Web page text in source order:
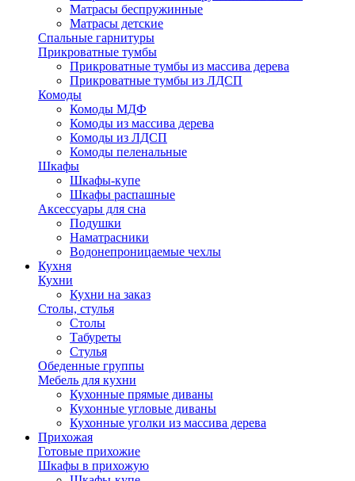
Матрасы беспружинные
Матрасы детские
Спальные гарнитуры
Прикроватные тумбы
Прикроватные тумбы из массива дерева
Прикроватные тумбы из ЛДСП
Комоды
Комоды МДФ
Комоды из массива дерева
Комоды из ЛДСП
Комоды пеленальные
Шкафы
Шкафы-купе
Шкафы распашные
Аксессуары для сна
Подушки
Наматрасники
Водонепроницаемые чехлы
Кухня
Кухни
Кухни на заказ
Столы, стулья
Столы
Табуреты
Стулья
Обеденные группы
Мебель для кухни
Кухонные прямые диваны
Кухонные угловые диваны
Кухонные уголки из массива дерева
Прихожая
Готовые прихожие
Шкафы в прихожую